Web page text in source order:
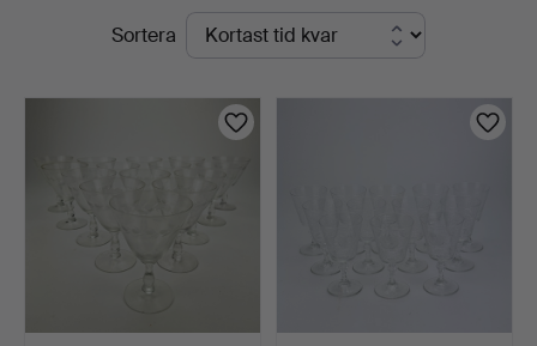
Ek
PågåendeSortera